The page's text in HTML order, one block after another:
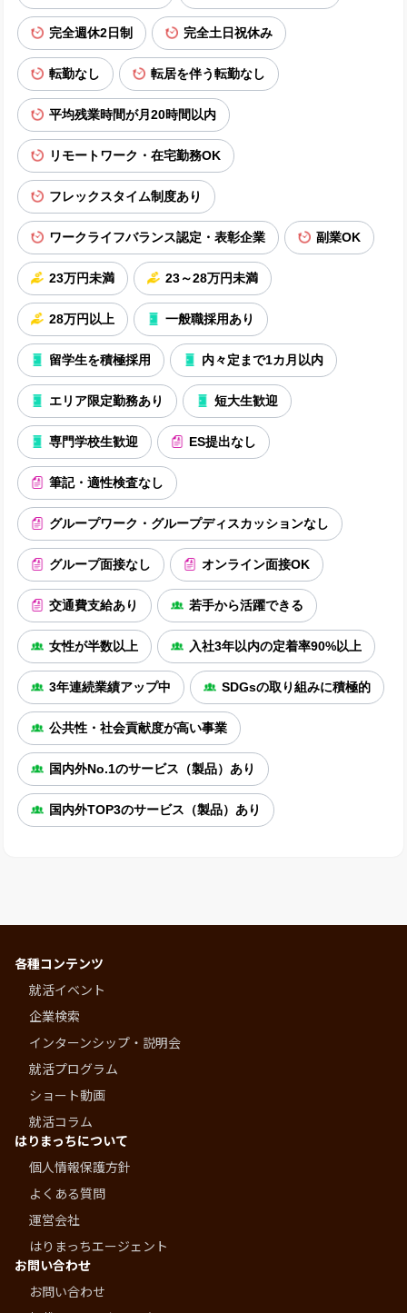
完全週休2日制 完全土日祝休み
転勤なし 転居を伴う転勤なし
平均残業時間が月20時間以内
リモートワーク・在宅勤務OK
フレックスタイム制度あり
ワークライフバランス認定・表彰企業 副業OK
23万円未満 23～28万円未満
28万円以上 一般職採用あり
留学生を積極採用 内々定まで1カ月以内
エリア限定勤務あり 短大生歓迎
専門学校生歓迎 ES提出なし
筆記・適性検査なし
グループワーク・グループディスカッションなし
グループ面接なし オンライン面接OK
交通費支給あり 若手から活躍できる
女性が半数以上 入社3年以内の定着率90%以上
3年連続業績アップ中 SDGsの取り組みに積極的
公共性・社会貢献度が高い事業
国内外No.1のサービス（製品）あり
国内外TOP3のサービス（製品）あり
各種コンテンツ
就活イベント
企業検索
インターンシップ・説明会
就活プログラム
ショート動画
就活コラム
はりまっちについて
個人情報保護方針
よくある質問
運営会社
はりまっちエージェント
お問い合わせ
お問い合わせ